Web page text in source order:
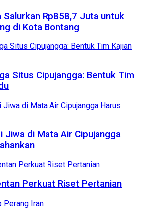
Salurkan Rp858,7 Juta untuk
di Kota Bontang
Situs Cipujangga: Bentuk Tim
Jiwa di Mata Air Cipujangga
Perkuat Riset Pertanian